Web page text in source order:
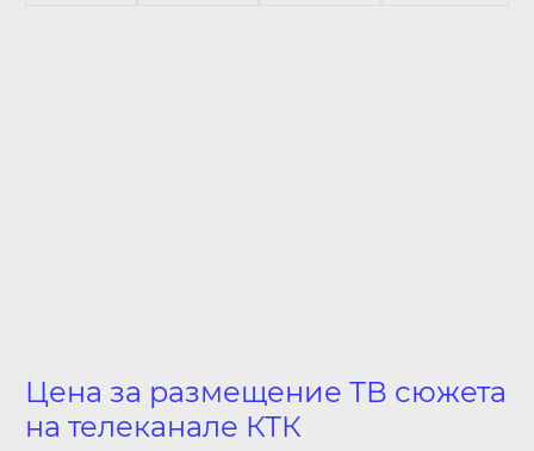
Цена за размещение ТВ сюжета
на телеканале КТК